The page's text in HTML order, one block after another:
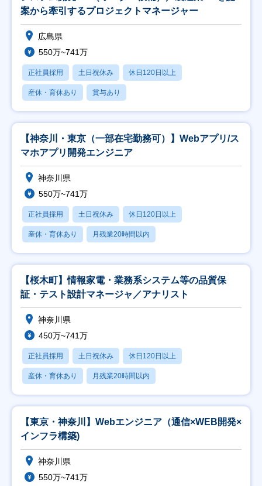
案から牽引するプロジェクトマネージャー
広島県
550万~741万
正社員採用 土日祝休み 休日120日以上
産休・育休あり 賞与あり
【神奈川・東京（一部在宅勤務可）】Webアプリ/ス
マホアプリ開発エンジニア
神奈川県
550万~741万
正社員採用 土日祝休み 休日120日以上
産休・育休あり 月残業20時間以内
【桜木町】情報家電・業務系システム等の品質保
証・テスト設計マネージャ／アナリスト
神奈川県
450万~741万
正社員採用 土日祝休み 休日120日以上
産休・育休あり 月残業20時間以内
【東京・神奈川】Webエンジニア（通信×WEB開発×
インフラ構築)
神奈川県
550万~741万